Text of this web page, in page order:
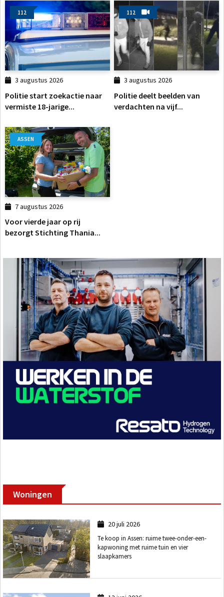
112
3 augustus 2026
Politie start zoekactie naar
vermiste 18-jarige...
112
3 augustus 2026
Politie deelt beelden van
verdachten na vijf...
ASSEN
7 augustus 2026
Voor vierde jaar op rij
bezorgt Stichting Thania...
Woningen
20 juli 2026
Te koop in Assen: ruime twee-onder-een-
kapwoning met ruime tuin en vier
slaapkamers